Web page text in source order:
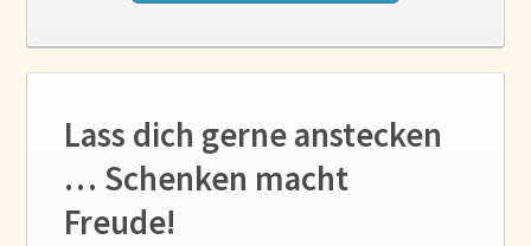
Lass dich gerne anstecken
… Schenken macht
Freude!